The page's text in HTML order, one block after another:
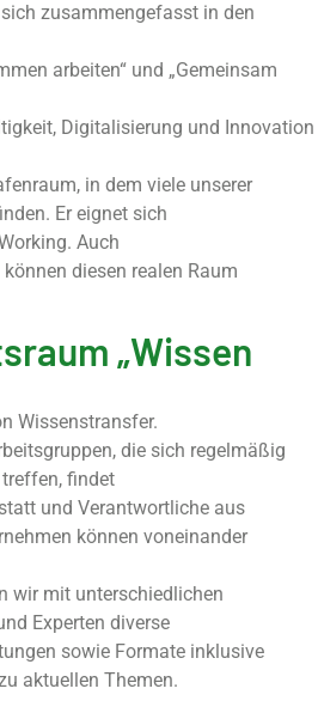
zusammengefasst in den
arbeiten“ und „Gemeinsam
Digitalisierung und
in dem viele unserer
Er eignet sich
Auch
diesen realen Raum
„Wissen
Wissenstransfer.
die sich regelmäßig
findet
und Verantwortliche aus
können voneinander
wir mit unterschiedlichen
Experten diverse
sowie Formate inklusive
aktuellen Themen.